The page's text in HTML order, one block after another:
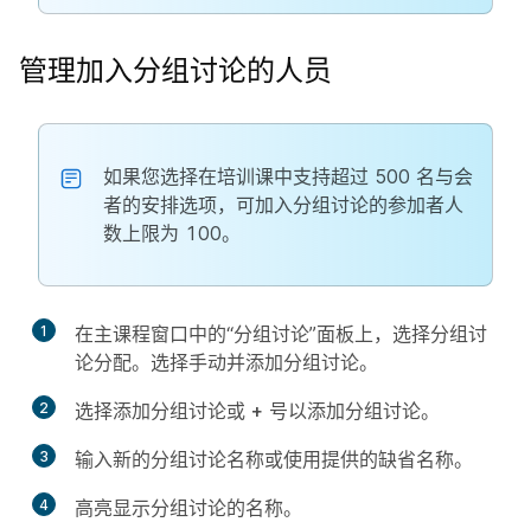
管理加入分组讨论的人员
如果您选择在培训课中支持超过 500 名与会
者的安排选项，可加入分组讨论的参加者人
数上限为 100。
1 在主课程窗口中的“分组讨论”面板上，选择分组讨
论分配。选择手动并添加分组讨论。
2 选择添加分组讨论或 + 号以添加分组讨论。
3 输入新的分组讨论名称或使用提供的缺省名称。
4 高亮显示分组讨论的名称。